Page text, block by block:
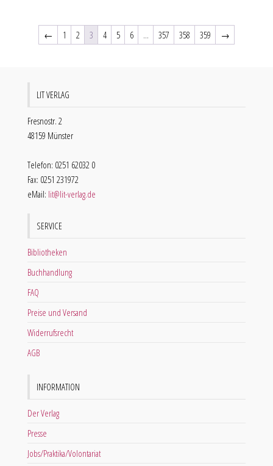
← 1 2 3 4 5 6 … 357 358 359 →
LIT VERLAG
Fresnostr. 2
48159 Münster
Telefon: 0251 62032 0
Fax: 0251 231972
eMail: lit@lit-verlag.de
SERVICE
Bibliotheken
Buchhandlung
FAQ
Preise und Versand
Widerrufsrecht
AGB
INFORMATION
Der Verlag
Presse
Jobs/Praktika/Volontariat